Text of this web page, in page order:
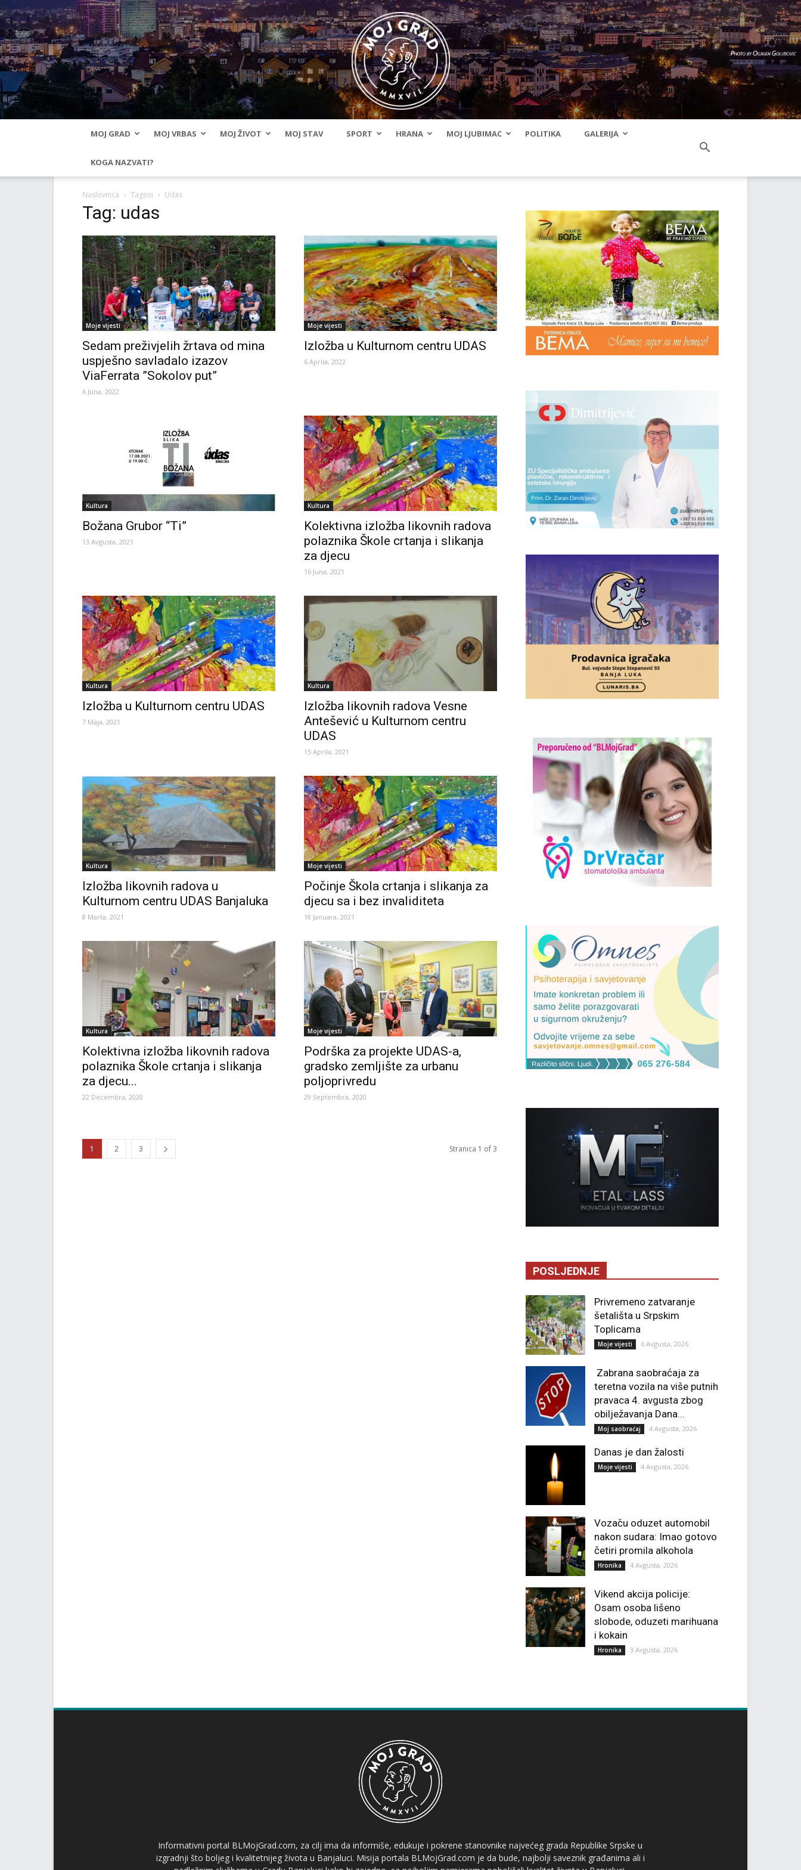
MOJ GRAD MOJ VRBAS MOJ ŽIVOT MOJ STAV SPORT HRANA MOJ LJUBIMAC POLITIKA GALERIJA
KOGA NAZVATI?
Naslovnica Tagovi Udas
Tag: udas
Moje vijesti
Sedam preživjelih žrtava od mina
uspješno savladalo izazov
ViaFerrata ”Sokolov put”
6 Juna, 2022
Moje vijesti
Izložba u Kulturnom centru UDAS
6 Aprila, 2022
Kultura
Božana Grubor “Ti”
13 Avgusta, 2021
Kultura
Kolektivna izložba likovnih radova
polaznika Škole crtanja i slikanja
za djecu
16 Juna, 2021
Kultura
Izložba u Kulturnom centru UDAS
7 Maja, 2021
Kultura
Izložba likovnih radova Vesne
Antešević u Kulturnom centru
UDAS
15 Aprila, 2021
Kultura
Izložba likovnih radova u
Kulturnom centru UDAS Banjaluka
8 Marta, 2021
Moje vijesti
Počinje Škola crtanja i slikanja za
djecu sa i bez invaliditeta
18 Januara, 2021
Kultura
Kolektivna izložba likovnih radova
polaznika Škole crtanja i slikanja
za djecu...
22 Decembra, 2020
Moje vijesti
Podrška za projekte UDAS-a,
gradsko zemljište za urbanu
poljoprivredu
29 Septembra, 2020
1 2 3 Stranica 1 of 3
POSLJEDNJE
Privremeno zatvaranje
šetališta u Srpskim
Toplicama
Moje vijesti 6 Avgusta, 2026
Zabrana saobraćaja za
teretna vozila na više putnih
pravaca 4. avgusta zbog
obilježavanja Dana...
Moj saobraćaj 4 Avgusta, 2026
Danas je dan žalosti
Moje vijesti 4 Avgusta, 2026
Vozaču oduzet automobil
nakon sudara: Imao gotovo
četiri promila alkohola
Hronika 4 Avgusta, 2026
Vikend akcija policije:
Osam osoba lišeno
slobode, oduzeti marihuana
i kokain
Hronika 3 Avgusta, 2026
Informativni portal BLMojGrad.com, za cilj ima da informiše, edukuje i pokrene stanovnike najvećeg grada Republike Srpske u
izgradnji što boljeg i kvalitetnijeg života u Banjaluci. Misija portala BLMojGrad.com je da bude, najbolji saveznik građanima ali i